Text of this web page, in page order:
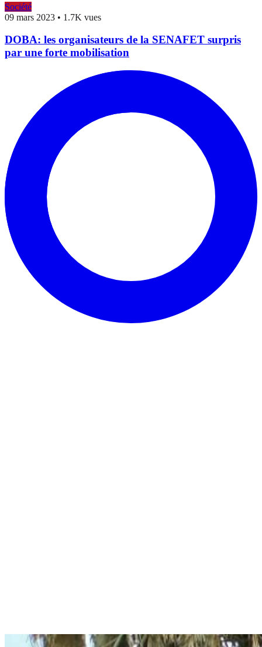
Société
09 mars 2023 • 1.7K vues
DOBA: les organisateurs de la SENAFET surpris
par une forte mobilisation